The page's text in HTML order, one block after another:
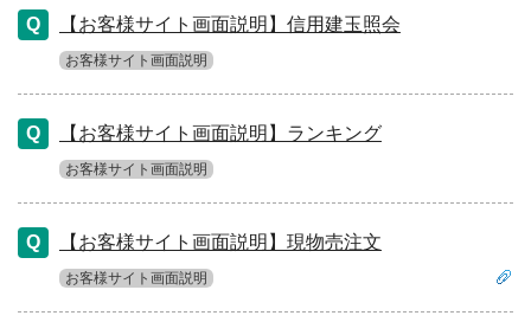
【お客様サイト画面説明】信用建玉照会
お客様サイト画面説明
【お客様サイト画面説明】ランキング
お客様サイト画面説明
【お客様サイト画面説明】現物売注文
お客様サイト画面説明